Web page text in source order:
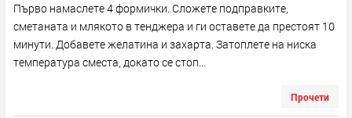
Първо намаслете 4 формички. Сложете подправките,
сметаната и млякото в тенджера и ги оставете да престоят 10
минути. Добавете желатина и захарта. Затоплете на ниска
температура сместа, докато се стоп...
Прочети